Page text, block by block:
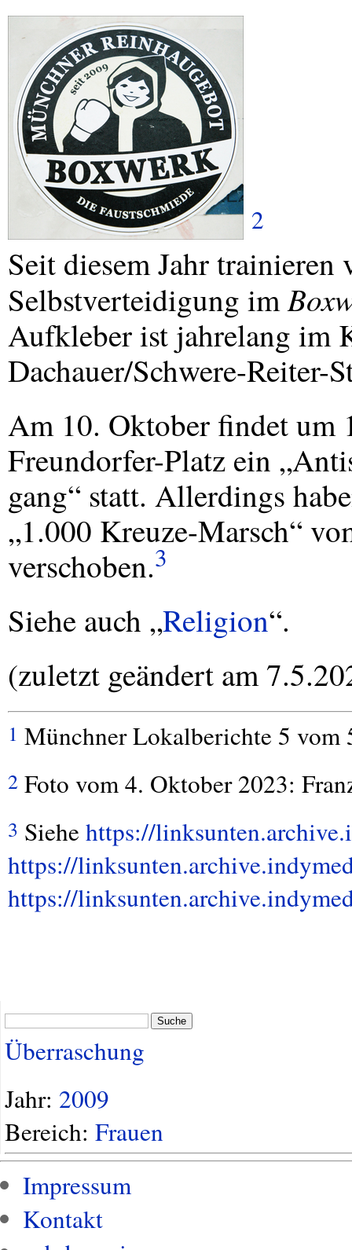
2
Seit diesem Jahr trainieren
Selbstverteidigung im
Aufkleber ist jahrelang im
Dachauer/Schwere-Reiter-
Am 10. Oktober findet um
Freundorfer-Platz ein
gang“ statt. Allerdings
„1.000 Kreuze-Marsch“
verschoben.3
Siehe auch „Religion“.
(zuletzt geändert am
1 Münchner Lokalberichte 5 vom
2 Foto vom 4. Oktober 2023:
3 Siehe https://
https://
https://
Suche
Überraschung
Jahr: 2009
Bereich: Frauen
Impressum
Kontakt